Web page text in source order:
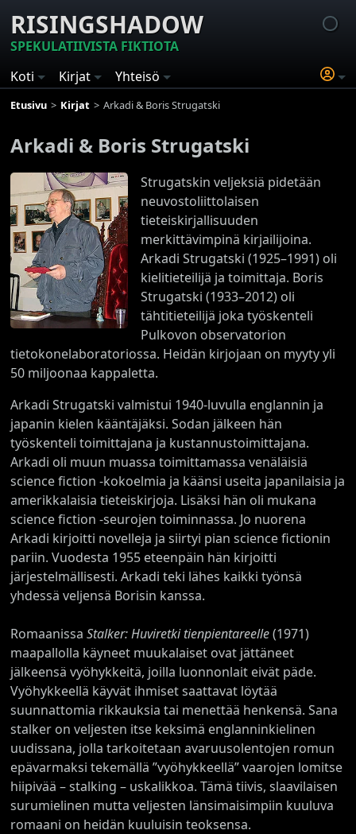
RISINGSHADOW
SPEKULATIIVISTA FIKTIOTA
Koti
Kirjat Yhteisö
Etusivu Kirjat Arkadi & Boris Strugatski
Arkadi & Boris Strugatski
Strugatskin veljeksiä pidetään
neuvostoliittolaisen
tieteiskirjallisuuden
merkittävimpinä kirjailijoina.
Arkadi Strugatski (1925–1991) oli
kielitieteilijä ja toimittaja. Boris
Strugatski (1933–2012) oli
tähtitieteilijä joka työskenteli
Pulkovon observatorion
tietokonelaboratoriossa. Heidän kirjojaan on myyty yli
50 miljoonaa kappaletta.
Arkadi Strugatski valmistui 1940-luvulla englannin ja
japanin kielen kääntäjäksi. Sodan jälkeen hän
työskenteli toimittajana ja kustannustoimittajana.
Arkadi oli muun muassa toimittamassa venäläisiä
science fiction -kokoelmia ja käänsi useita japanilaisia ja
amerikkalaisia tieteiskirjoja. Lisäksi hän oli mukana
science fiction -seurojen toiminnassa. Jo nuorena
Arkadi kirjoitti novelleja ja siirtyi pian science fictionin
pariin. Vuodesta 1955 eteenpäin hän kirjoitti
järjestelmällisesti. Arkadi teki lähes kaikki työnsä
yhdessä veljensä Borisin kanssa.
RomaanissaStalker: Huviretki tienpientareelle(1971)
maapallolla käyneet muukalaiset ovat jättäneet
jälkeensä vyöhykkeitä, joilla luonnonlait eivät päde.
Vyöhykkeellä käyvät ihmiset saattavat löytää
suunnattomia rikkauksia tai menettää henkensä. Sana
stalker on veljesten itse keksimä englanninkielinen
uudissana, jolla tarkoitetaan avaruusolentojen romun
epävarmaksi tekemällä ”vyöhykkeellä” vaarojen lomitse
hiipivää – stalking – uskalikkoa. Tämä tiivis, slaavilaisen
surumielinen mutta veljesten länsimaisimpiin kuuluva
romaani on heidän kuuluisin teoksensa.